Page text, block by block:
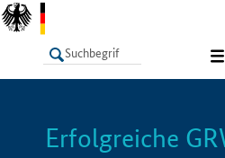
LISTE
Erfolgreiche